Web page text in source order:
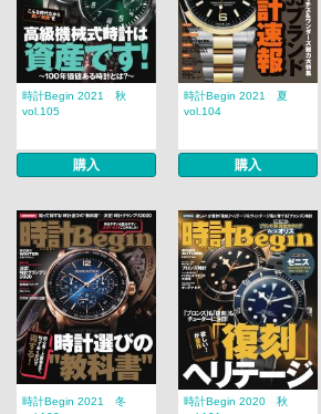
時計Begin 2021 秋
vol.105
購入
時計Begin 2021 夏
vol.104
購入
時計Begin 2021 冬
時計Begin 2020 秋